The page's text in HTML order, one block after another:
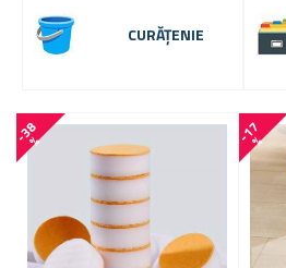
CURĂȚENIE
-
3
8
% -
1
7
%